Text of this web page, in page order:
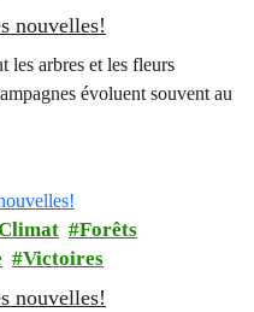
nouvelles!
les arbres et les fleurs
évoluent souvent au
Forêts
Victoires
nouvelles!